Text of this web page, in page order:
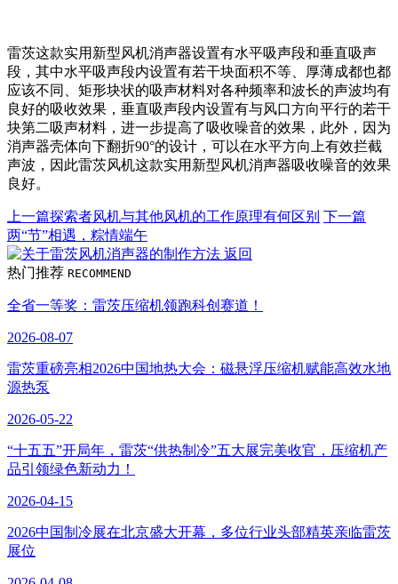
雷茨这款实用新型风机消声器设置有水平吸声段和垂直吸声
段，其中水平吸声段内设置有若干块面积不等、厚薄成都也都
应该不同、矩形块状的吸声材料对各种频率和波长的声波均有
良好的吸收效果，垂直吸声段内设置有与风口方向平行的若干
块第二吸声材料，进一步提高了吸收噪音的效果，此外，因为
消声器壳体向下翻折90°的设计，可以在水平方向上有效拦截
声波，因此雷茨风机这款实用新型风机消声器吸收噪音的效果
良好。
上一篇探索者风机与其他风机的工作原理有何区别 下一篇
两“节”相遇，粽情端午
返回
热门推荐 RECOMMEND
全省一等奖：雷茨压缩机领跑科创赛道！
2026-08-07
雷茨重磅亮相2026中国地热大会：磁悬浮压缩机赋能高效水地
源热泵
2026-05-22
“十五五”开局年，雷茨“供热制冷”五大展完美收官，压缩机产
品引领绿色新动力！
2026-04-15
2026中国制冷展在北京盛大开幕，多位行业头部精英亲临雷茨
展位